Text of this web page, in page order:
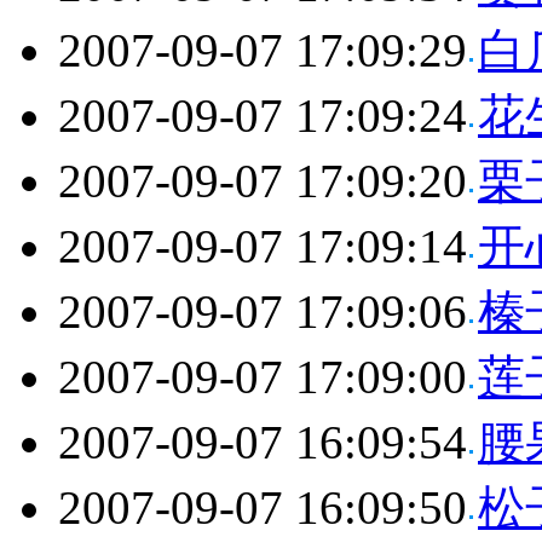
2007-09-07 17:09:29 白
2007-09-07 17:09:24 花
2007-09-07 17:09:20 栗
2007-09-07 17:09:14 开
2007-09-07 17:09:06 榛
2007-09-07 17:09:00 莲
2007-09-07 16:09:54 腰
2007-09-07 16:09:50 松